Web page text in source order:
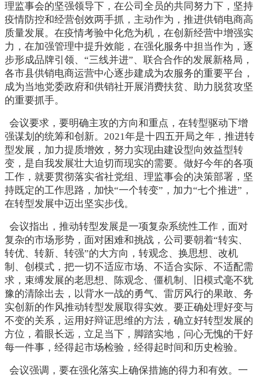
理监事会的坚强领导下，在公司全员的共同努力下，坚持
疫情防控和经营创效两手抓，主动作为，推进供销电商高
质量发展。在疫情考验中化危为机，在创新经营中增强实
力，在加强管理中提升效能，在强化服务中担当作为，逐
步形成品牌引领、“三线并进”、联合合作的发展新格局，
各市县供销电商运营中心逐步建成为农服务的重要平台，
成为当地党委政府和供销社开展消费扶贫、助力脱贫攻坚
的重要抓手。
会议要求，要明确主攻的方向和重点，在转型驱动下增
强谋划的统筹和创新。2021年是十四五开局之年，推进转
型发展，加力提质增效，努力实现由建设型向效益型转
变，是自我发展壮大迫切而现实的需要。做好今年的各项
工作，就要贯彻落实省社党组、理监事会的决策部署，坚
持既定的工作思路，加快“一个转变”，加力“七个推进”，
在转型发展中迈出坚实步伐。
会议指出，推动转型发展是一项复杂系统性工作，面对
复杂的市场形势，面对困难和挑战，公司要朝着“转实、
转优、转新、转强”的大方向，转观念、换思想、改机
制、创模式，把一切不适应市场、不适合实际、不适配需
求，束缚发展的老思想、陈观念、僵机制、旧模式毫不犹
豫的清除出去，以背水一战的勇气、雷厉风行的果敢、务
实创新的作风推动转型发展取得实效。要正确处理好变与
不变的关系，运用好辩证思维的方法，确立好转型发展的
方位，着眼长远，立足当下，脚踏实地，问心无愧的干好
每一件事，经得起市场检验，经得起时间和历史检验。
会议强调，要在强化落实上确保措施的得力和有效。一